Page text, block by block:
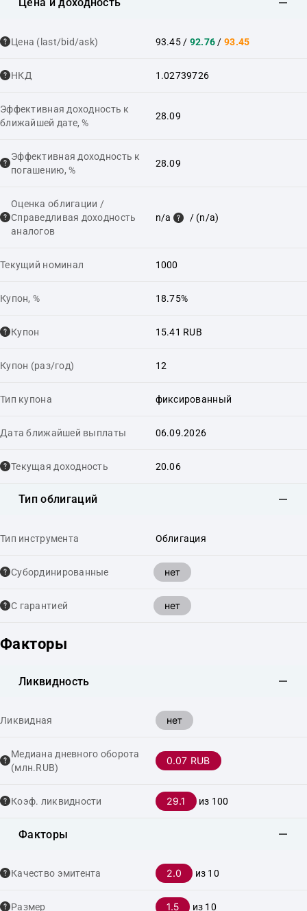
Цена (last/bid/ask) 93.45/ 92.76 / 93.45
НКД 1.02739726
Эффективная доходность к
ближайшей дате, %
28.09
Эффективная доходность к
погашению, %
28.09
Оценка облигации /
Справедливая доходность
аналогов
n/a / (n/a)
Текущий номинал 1000
Купон, % 18.75%
Купон 15.41 RUB
Купон (раз/год) 12
Тип купона фиксированный
Дата ближайшей выплаты 06.09.2026
Текущая доходность 20.06
Тип облигаций
Тип инструмента Облигация
Cубординированные нет
С гарантией нет
Факторы
Ликвидность
Ликвидная нет
Медиана дневного оборота
(млн.RUB)
0.07 RUB
Коэф. ликвидности 29.1 из 100
Факторы
Качество эмитента 2.0 из 10
Размер 1.5 из 10